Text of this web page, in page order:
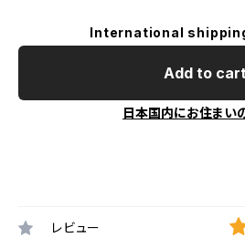
International
Add to
日本国内にお住まい
レビュー